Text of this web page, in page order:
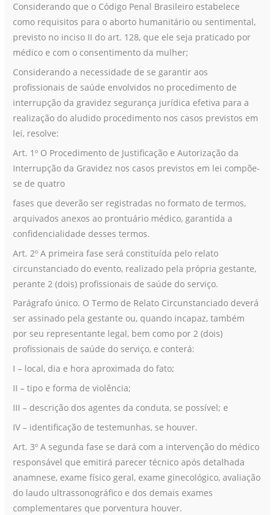
Considerando que o Código Penal Brasileiro estabelece
como requisitos para o aborto humanitário ou sentimental,
previsto no inciso II do art. 128, que ele seja praticado por
médico e com o consentimento da mulher;
Considerando a necessidade de se garantir aos
profissionais de saúde envolvidos no procedimento de
interrupção da gravidez segurança jurídica efetiva para a
realização do aludido procedimento nos casos previstos em
lei, resolve:
Art. 1º O Procedimento de Justificação e Autorização da
Interrupção da Gravidez nos casos previstos em lei compõe-
se de quatro
fases que deverão ser registradas no formato de termos,
arquivados anexos ao prontuário médico, garantida a
confidencialidade desses termos.
Art. 2º A primeira fase será constituída pelo relato
circunstanciado do evento, realizado pela própria gestante,
perante 2 (dois) profissionais de saúde do serviço.
Parágrafo único. O Termo de Relato Circunstanciado deverá
ser assinado pela gestante ou, quando incapaz, também
por seu representante legal, bem como por 2 (dois)
profissionais de saúde do serviço, e conterá:
I – local, dia e hora aproximada do fato;
II – tipo e forma de violência;
III – descrição dos agentes da conduta, se possível; e
IV – identificação de testemunhas, se houver.
Art. 3º A segunda fase se dará com a intervenção do médico
responsável que emitirá parecer técnico após detalhada
anamnese, exame físico geral, exame ginecológico, avaliação
do laudo ultrassonográfico e dos demais exames
complementares que porventura houver.